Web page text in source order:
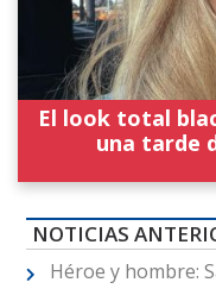
El look total
una tarde
NOTICIAS
Héroe y hombre: